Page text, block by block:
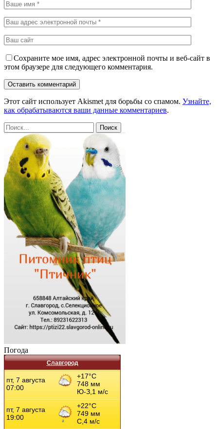
Сохраните мое имя, адрес электронной почты и веб-сайт в
этом браузере для следующего комментария.
Этот сайт использует Akismet для борьбы со спамом. Узнайте,
как обрабатываются ваши данные комментариев.
Погода
Славгород